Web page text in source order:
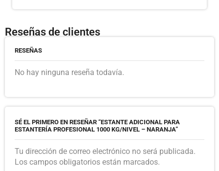
Reseñas de clientes
RESEÑAS
No hay ninguna reseña todavía.
SÉ EL PRIMERO EN RESEÑAR “ESTANTE ADICIONAL PARA
ESTANTERÍA PROFESIONAL 1000 KG/NIVEL – NARANJA”
Tu dirección de correo electrónico no será publicada.
Los campos obligatorios están marcados.